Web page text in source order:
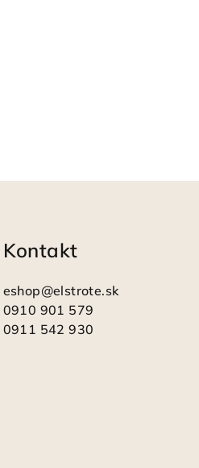
Kontakt
eshop@elstrote.sk
0910 901 579
0911 542 930